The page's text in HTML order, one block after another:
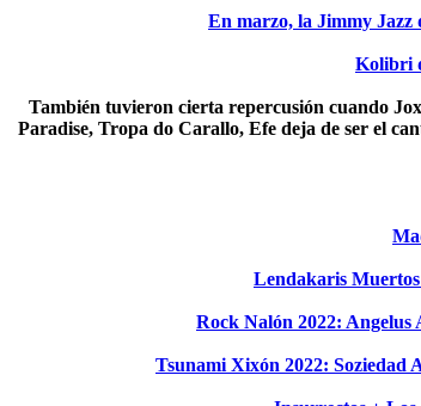
En marzo, la Jimmy
Kolibri
También tuvieron cierta repercusión cuando
Paradise, Tropa do Carallo, Efe deja de ser el
Lendakaris
Rock Nalón 2022: Angelus
Tsunami Xixón 2022: Soziedad